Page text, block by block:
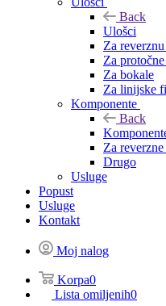
Back
Ulošci
Za
Za
Za bokale
Za linijske
Komponente
Back
Za
Drugo
Usluge
Popust
Usluge
Kontakt
Moj nalog
Korpa0
Lista omiljenih0